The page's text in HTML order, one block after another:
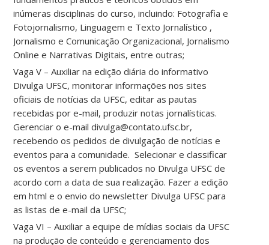
inúmeras disciplinas do curso, incluindo: Fotografia e
Fotojornalismo, Linguagem e Texto Jornalístico ,
Jornalismo e Comunicação Organizacional, Jornalismo
Online e Narrativas Digitais, entre outras;
Vaga V – Auxiliar na edição diária do informativo
Divulga UFSC, monitorar informações nos sites
oficiais de notícias da UFSC, editar as pautas
recebidas por e-mail, produzir notas jornalísticas.
Gerenciar o e-mail divulga@contato.ufsc.br,
recebendo os pedidos de divulgação de notícias e
eventos para a comunidade. Selecionar e classificar
os eventos a serem publicados no Divulga UFSC de
acordo com a data de sua realização. Fazer a edição
em html e o envio do newsletter Divulga UFSC para
as listas de e-mail da UFSC;
Vaga VI – Auxiliar a equipe de mídias sociais da UFSC
na produção de conteúdo e gerenciamento dos